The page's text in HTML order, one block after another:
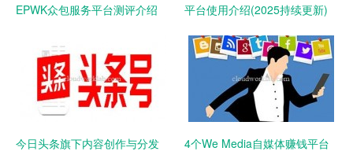
EPWK众包服务平台测评介绍
平台使用介绍(2025持续更新)
今日头条旗下内容创作与分发
4个We Media自媒体赚钱平台